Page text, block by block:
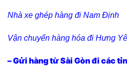
Nhà xe ghép hàng đi Nam Định
Vận chuyển hàng hóa đi Hưng
– Gửi hàng từ Sài Gòn đi các